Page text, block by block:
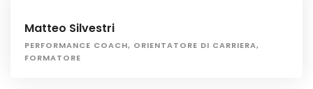
Matteo Silvestri
PERFORMANCE COACH, ORIENTATORE DI CARRIERA,
FORMATORE